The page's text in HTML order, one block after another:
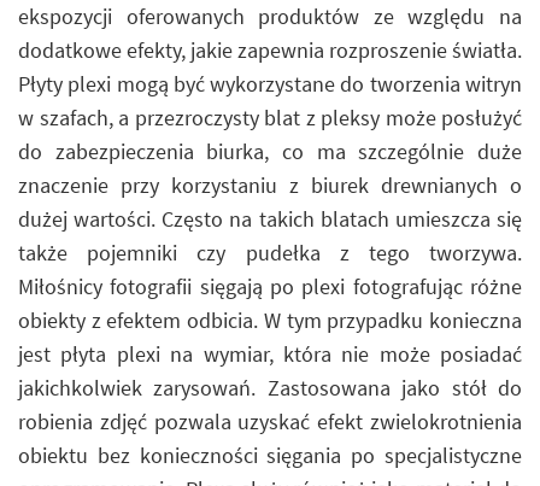
ekspozycji oferowanych produktów ze względu na
dodatkowe efekty, jakie zapewnia rozproszenie światła.
Płyty plexi mogą być wykorzystane do tworzenia witryn
w szafach, a przezroczysty blat z pleksy może posłużyć
do zabezpieczenia biurka, co ma szczególnie duże
znaczenie przy korzystaniu z biurek drewnianych o
dużej wartości. Często na takich blatach umieszcza się
także pojemniki czy pudełka z tego tworzywa.
Miłośnicy fotografii sięgają po plexi fotografując różne
obiekty z efektem odbicia. W tym przypadku konieczna
jest płyta plexi na wymiar, która nie może posiadać
jakichkolwiek zarysowań. Zastosowana jako stół do
robienia zdjęć pozwala uzyskać efekt zwielokrotnienia
obiektu bez konieczności sięgania po specjalistyczne